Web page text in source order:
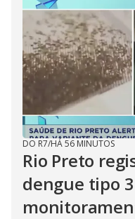
DO R7/HÁ 56 MINUTOS
Rio Preto
dengue tipo